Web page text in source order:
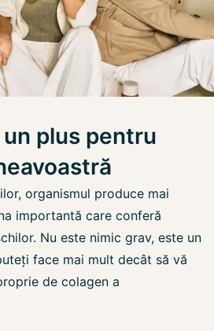
plus pentru
organismul produce mai
importantă care conferă
Nu este nimic grav, este un
face mai mult decât să vă
de colagen a